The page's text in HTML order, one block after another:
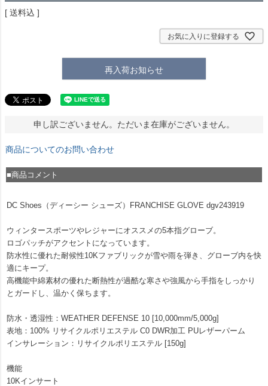
送料込
お気に入りに登録する
再入荷お知らせ
申し訳ございません。ただいま在庫がございません。
商品についてのお問い合わせ
■商品コメント
DC Shoes（ディーシー シューズ）FRANCHISE GLOVE dgv243919
ウィンタースポーツやレジャーにオススメの5本指グローブ。
ロゴパッチがアクセントになっています。
防水性に優れた耐候性10Kファブリックが雪や雨を弾き、グローブ内を快
適にキープ。
高機能中綿素材の優れた断熱性が過酷な寒さや強風から手指をしっかり
とガードし、温かく保ちます。
防水・透湿性：WEATHER DEFENSE 10 [10,000mm/5,000g]
表地：100% リサイクルポリエステル C0 DWR加工 PUレザーパーム
インサレーション：リサイクルポリエステル [150g]
機能
10Kインサート